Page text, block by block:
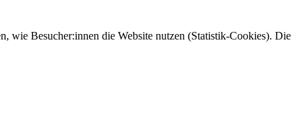
wie Besucher:innen die Website nutzen (Statistik-Cookies). Die